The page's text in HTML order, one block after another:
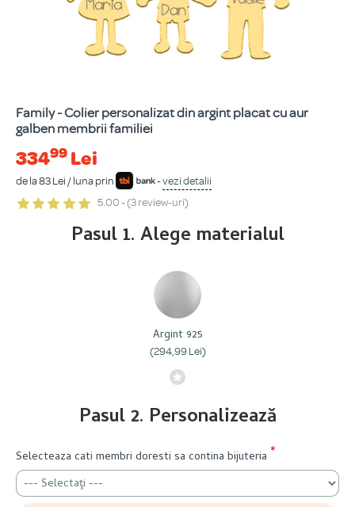
Family - Colier personalizat din argint placat cu aur
galben membrii familiei
33499 Lei
de la 83 Lei / luna prin -vezi detalii
5.00 - (3 review-uri)
Pasul 1. Alege materialul
Argint 925
(294,99 Lei)
Pasul 2. Personalizează
Selecteaza cati membri doresti sa contina bijuteria